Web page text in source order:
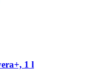
1 l